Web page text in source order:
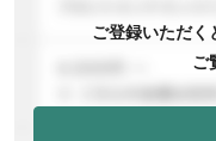
ご登録いただく
ご